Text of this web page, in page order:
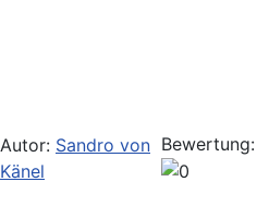
Autor: Sandro von
Känel
Bewertung: